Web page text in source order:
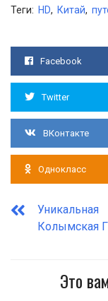
Теги: HD, Китай,
Facebook
Twitter
ВКонтакте
Однокласс
Уникальная
Колымская
Это